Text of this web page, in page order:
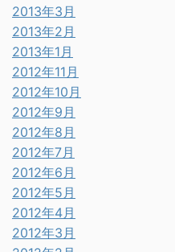
2013年3月
2013年2月
2013年1月
2012年11月
2012年10月
2012年9月
2012年8月
2012年7月
2012年6月
2012年5月
2012年4月
2012年3月